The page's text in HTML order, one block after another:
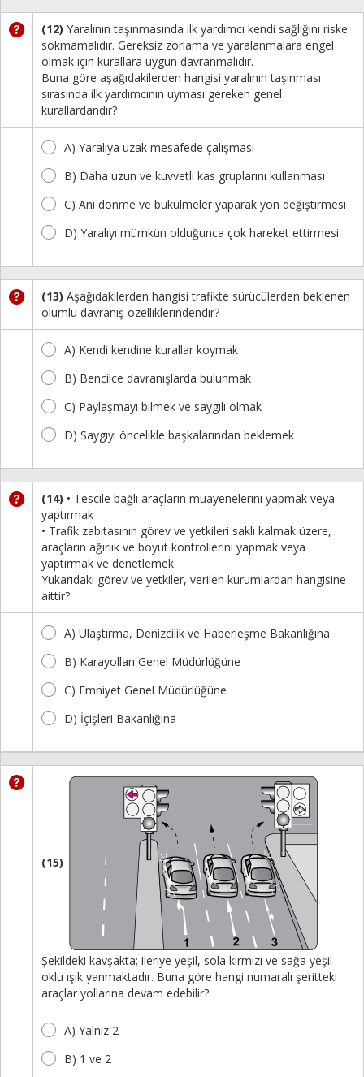
(12) Yaralının taşınmasında ilk yardımcı kendi sağlığını riske
sokmamalıdır. Gereksiz zorlama ve yaralanmalara engel
olmak için kurallara uygun davranmalıdır.
Buna göre aşağıdakilerden hangisi yaralının taşınması
sırasında ilk yardımcının uyması gereken genel
kurallardandır?
A) Yaralıya uzak mesafede çalışması
B) Daha uzun ve kuvvetli kas gruplarını kullanması
C) Ani dönme ve bükülmeler yaparak yön değiştirmesi
D) Yaralıyı mümkün olduğunca çok hareket ettirmesi
(13) Aşağıdakilerden hangisi trafikte sürücülerden beklenen
olumlu davranış özelliklerindendir?
A) Kendi kendine kurallar koymak
B) Bencilce davranışlarda bulunmak
C) Paylaşmayı bilmek ve saygılı olmak
D) Saygıyı öncelikle başkalarından beklemek
(14) • Tescile bağlı araçların muayenelerini yapmak veya
yaptırmak
• Trafik zabıtasının görev ve yetkileri saklı kalmak üzere,
araçların ağırlık ve boyut kontrollerini yapmak veya
yaptırmak ve denetlemek
Yukarıdaki görev ve yetkiler, verilen kurumlardan hangisine
aittir?
A) Ulaştırma, Denizcilik ve Haberleşme Bakanlığına
B) Karayolları Genel Müdürlüğüne
C) Emniyet Genel Müdürlüğüne
D) İçişleri Bakanlığına
(15)
Şekildeki kavşakta; ileriye yeşil, sola kırmızı ve sağa yeşil
oklu ışık yanmaktadır. Buna göre hangi numaralı şeritteki
araçlar yollarına devam edebilir?
A) Yalnız 2
B) 1 ve 2